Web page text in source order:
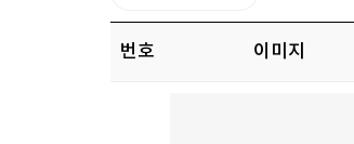
번호 이미지